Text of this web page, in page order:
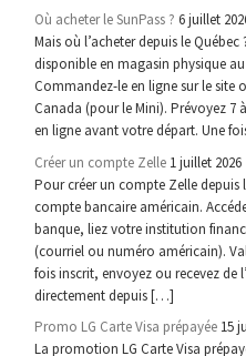
Où acheter le SunPass ? 6 juillet
Mais où l’acheter depuis le Québec
disponible en magasin physique
Commandez-le en ligne sur le site
Canada (pour le Mini). Prévoyez 7
en ligne avant votre départ. Une
Créer un compte Zelle 1 juillet 2026
Pour créer un compte Zelle
compte bancaire américain.
banque, liez votre institution
(courriel ou numéro américain).
fois inscrit, envoyez ou recevez de
directement depuis […]
Promo LG Carte Visa prépayée 15
La promotion LG Carte Visa